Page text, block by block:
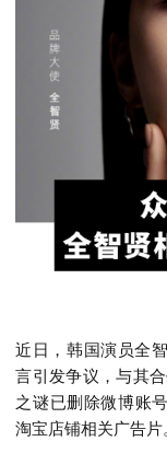
近日，韩国演员全
言引发争议，与其
之谜已删除微博账
淘宝店铺相关广告片